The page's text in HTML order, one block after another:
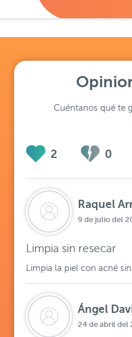
Cuéntanos qué te
2 0
Raquel
9 de julio del
Limpia sin resecar
Limpia la piel con acné
Ángel
24 de abril del